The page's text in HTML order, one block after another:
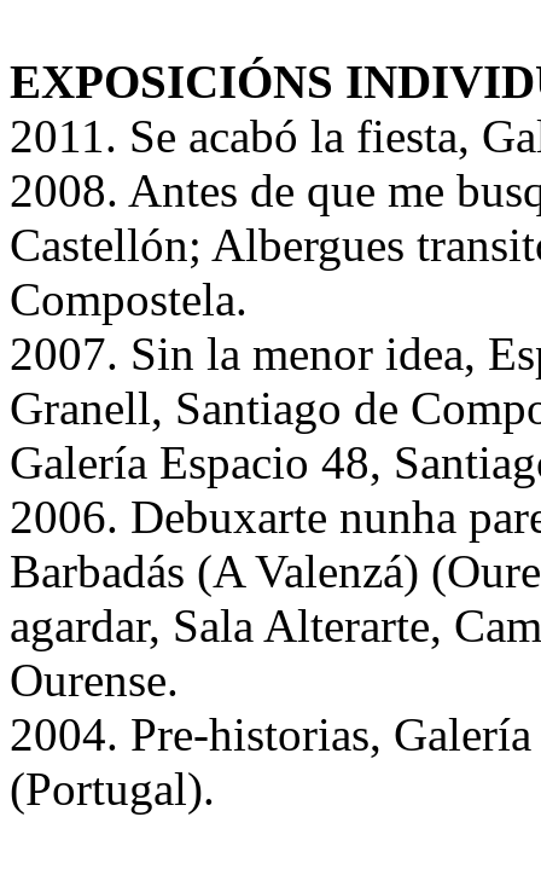
EXPOSICIÓNS
2011. Se acabó la fiesta,
2008. Antes de que me
Castellón; Albergues
Compostela.
2007. Sin la menor idea,
Granell, Santiago de
Galería Espacio 48,
2006. Debuxarte nunha
Barbadás (A Valenzá)
agardar, Sala Alterarte,
Ourense.
2004. Pre-historias,
(Portugal).